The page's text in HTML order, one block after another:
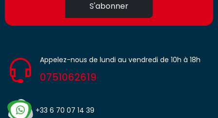
S'abonner
Appelez-nous de lundi au vendredi de 10h à 18h
0751062619
+33 6 70 07 14 39